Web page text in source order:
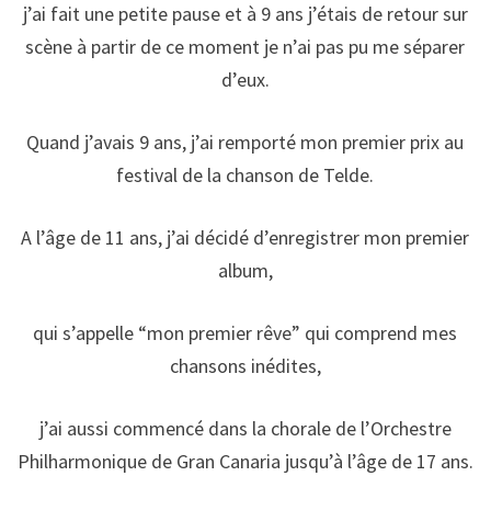
j’ai fait une petite pause et à 9 ans j’étais de retour sur
scène à partir de ce moment je n’ai pas pu me séparer
d’eux.
Quand j’avais 9 ans, j’ai remporté mon premier prix au
festival de la chanson de Telde.
A l’âge de 11 ans, j’ai décidé d’enregistrer mon premier
album,
qui s’appelle “mon premier rêve” qui comprend mes
chansons inédites,
j’ai aussi commencé dans la chorale de l’Orchestre
Philharmonique de Gran Canaria jusqu’à l’âge de 17 ans.